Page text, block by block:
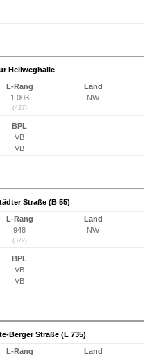
Hellweghalle
L-Rang
1.003
(427)
Land
NW
BPL
VB
VB
Straße (B 55)
L-Rang
948
(372)
Land
NW
BPL
VB
VB
Berger Straße (L 735)
L-Rang
Land